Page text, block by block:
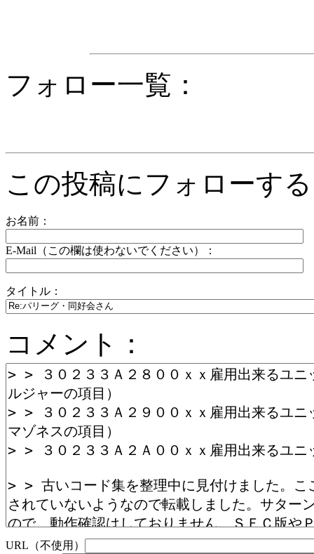
フォロー一覧：
この投稿にフォローす
お名前：
E-Mail（この欄は使わないでください）：
タイトル：
コメント：
URL（不使用）